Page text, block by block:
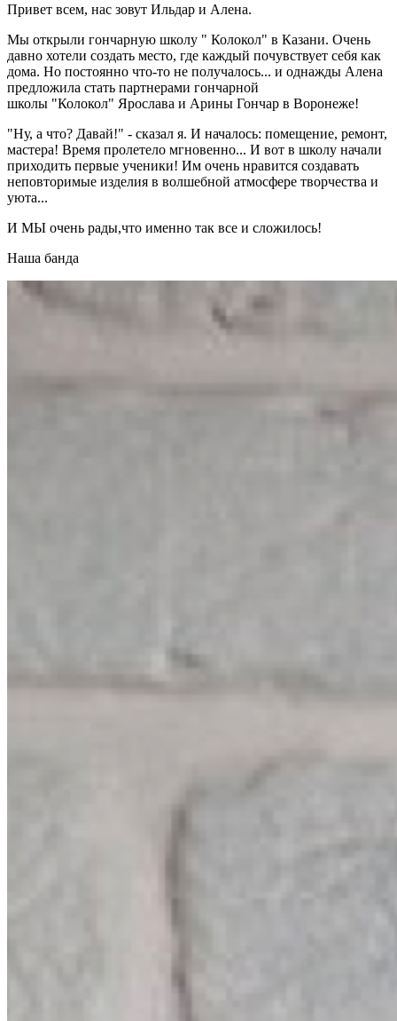
Привет всем, нас зовут Ильдар и Алена.
Мы открыли гончарную школу " Колокол" в Казани. Очень
давно хотели создать место, где каждый почувствует себя как
дома. Но постоянно что-то не получалось... и однажды Алена
предложила стать партнерами гончарной
школы "Колокол" Ярослава и Арины Гончар в Воронеже!
"Ну, а что? Давай!" - сказал я. И началось: помещение, ремонт,
мастера! Время пролетело мгновенно... И вот в школу начали
приходить первые ученики! Им очень нравится создавать
неповторимые изделия в волшебной атмосфере творчества и
уюта...
И МЫ очень рады,что именно так все и сложилось!
Наша банда